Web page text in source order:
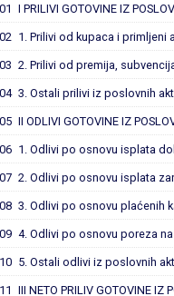
I PRILIVI GOTOVINE IZ
1. Prilivi od kupaca i primljeni
2. Prilivi od premija,
3. Ostali prilivi iz poslovnih
II ODLIVI GOTOVINE IZ
1. Odlivi po osnovu isplata
2. Odlivi po osnovu isplata
3. Odlivi po osnovu plaćenih
4. Odlivi po osnovu poreza
5. Ostali odlivi iz poslovnih
III NETO PRILIV GOTOVINE IZ